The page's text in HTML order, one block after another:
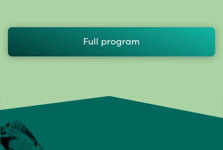
Full program